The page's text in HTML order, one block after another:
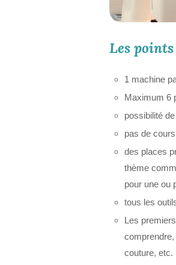
Les
1 machine
Maximum 6
possibilité
pas de
des places
thème
pour une ou
tous les
Les
comprendre,
couture, etc.